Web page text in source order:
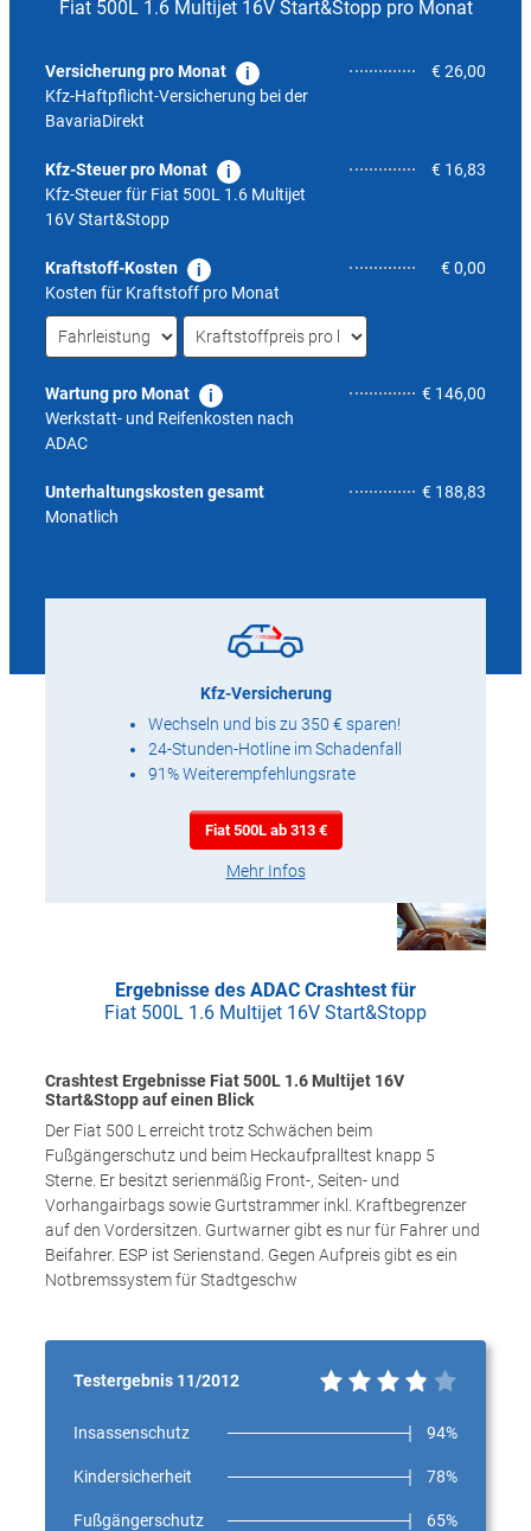
Fiat 500L 1.6 Multijet 16V Start&Stopp pro Monat
Versicherung pro Monat
Kfz-Haftpflicht-Versicherung bei der
BavariaDirekt
€ 26,00
Kfz-Steuer pro Monat
Kfz-Steuer für Fiat 500L 1.6 Multijet
16V Start&Stopp
€ 16,83
Kraftstoff-Kosten
Kosten für Kraftstoff pro Monat
€ 0,00
Wartung pro Monat
Werkstatt- und Reifenkosten nach
ADAC
€ 146,00
Unterhaltungskosten gesamt
Monatlich
€ 188,83
Kfz-Versicherung
Wechseln und bis zu 350 € sparen!
24-Stunden-Hotline im Schadenfall
91% Weiterempfehlungsrate
Fiat 500L ab 313 €
Mehr Infos
Ergebnisse des ADAC Crashtest für
Fiat 500L 1.6 Multijet 16V Start&Stopp
Crashtest Ergebnisse Fiat 500L 1.6 Multijet 16V
Start&Stopp auf einen Blick
Der Fiat 500 L erreicht trotz Schwächen beim
Fußgängerschutz und beim Heckaufpralltest knapp 5
Sterne. Er besitzt serienmäßig Front-, Seiten- und
Vorhangairbags sowie Gurtstrammer inkl. Kraftbegrenzer
auf den Vordersitzen. Gurtwarner gibt es nur für Fahrer und
Beifahrer. ESP ist Serienstand. Gegen Aufpreis gibt es ein
Notbremssystem für Stadtgeschw
Testergebnis 11/2012
Insassenschutz 94%
Kindersicherheit 78%
Fußgängerschutz 65%